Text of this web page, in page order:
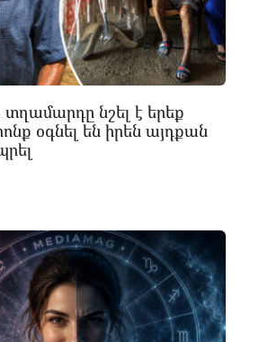
նշել է երեք
օգնել են իրեն այդքան